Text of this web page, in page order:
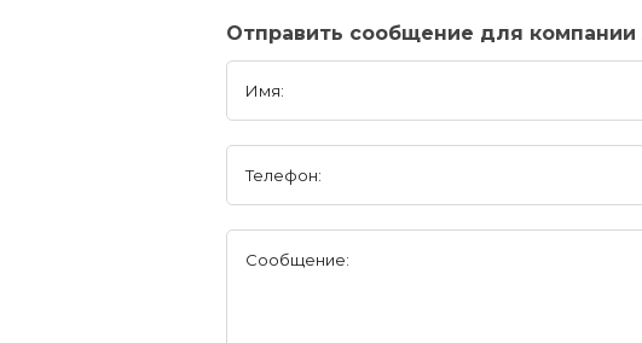
Отправить сообщение для компании
Имя:
Телефон:
Сообщение: